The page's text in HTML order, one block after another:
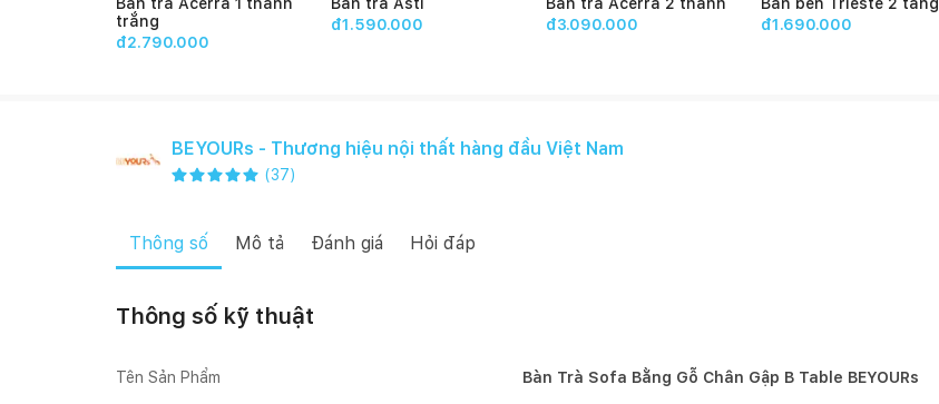
trắng
đ2.790.000
đ1.590.000
đ3.090.000
đ1.690.000
BEYOURs - Thương hiệu nội thất hàng đầu Việt Nam
(37)
Thông số Mô tả Đánh giá Hỏi đáp
Thông số kỹ thuật
Tên Sản Phẩm Bàn Trà Sofa Bằng Gỗ Chân Gập B Table BEYOURs